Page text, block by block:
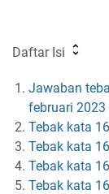
Daftar Isi
Jawaban
februari 2023
Tebak kata
Tebak kata
Tebak kata
Tebak kata